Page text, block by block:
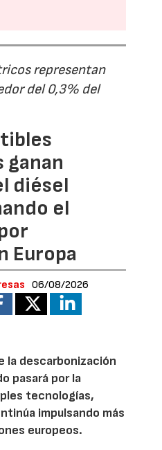
representan
del 0,3% del
diésel
el
Europa
06/08/2026
la descarbonización
pasará por la
tecnologías,
impulsando más
europeos.